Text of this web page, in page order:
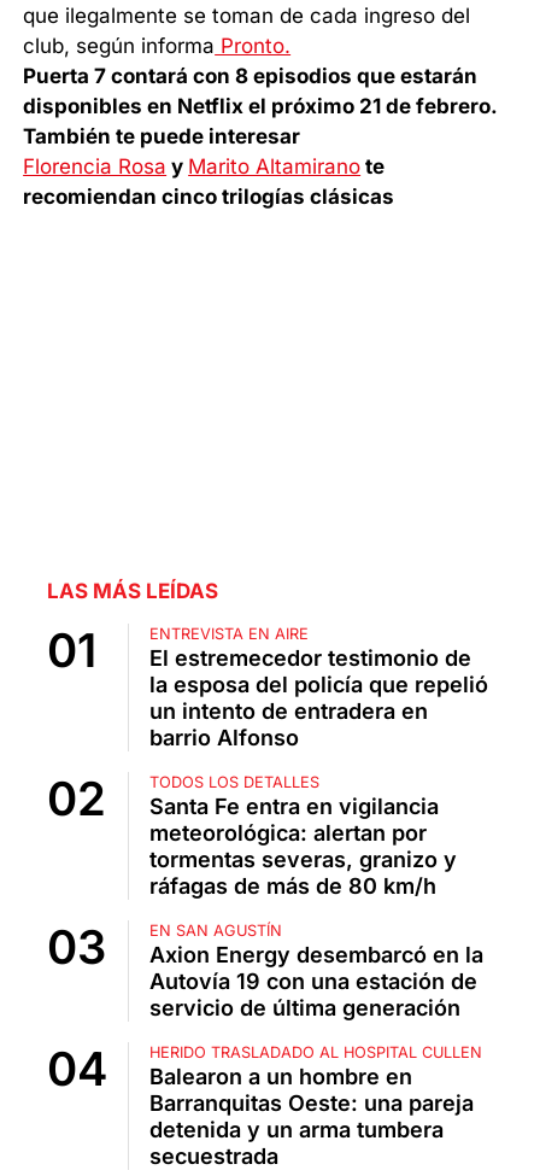
que ilegalmente se toman de cada ingreso del
club, según informa Pronto.
Puerta 7 contará con 8 episodios que estarán
disponibles en Netflix el próximo 21 de febrero.
También te puede interesar
Florencia Rosa y Marito Altamirano te
recomiendan cinco trilogías clásicas
LAS MÁS LEÍDAS
ENTREVISTA EN AIRE
El estremecedor testimonio de
la esposa del policía que repelió
un intento de entradera en
barrio Alfonso
TODOS LOS DETALLES
Santa Fe entra en vigilancia
meteorológica: alertan por
tormentas severas, granizo y
ráfagas de más de 80 km/h
EN SAN AGUSTÍN
Axion Energy desembarcó en la
Autovía 19 con una estación de
servicio de última generación
HERIDO TRASLADADO AL HOSPITAL CULLEN
Balearon a un hombre en
Barranquitas Oeste: una pareja
detenida y un arma tumbera
secuestrada